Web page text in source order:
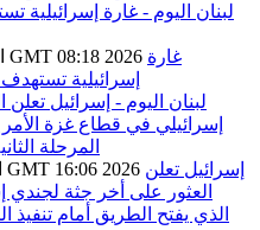
الثلاثاء ,27 كانون الثاني / يناير GMT 08:18 2026 غارة
إسرائيلية تستهدف
الإثنين ,26 كانون الثاني / يناير GMT 16:06 2026 إسرائيل تعلن
العثور على أخر جثة لجندي
الذي يفتح الطريق أمام تنفيذ